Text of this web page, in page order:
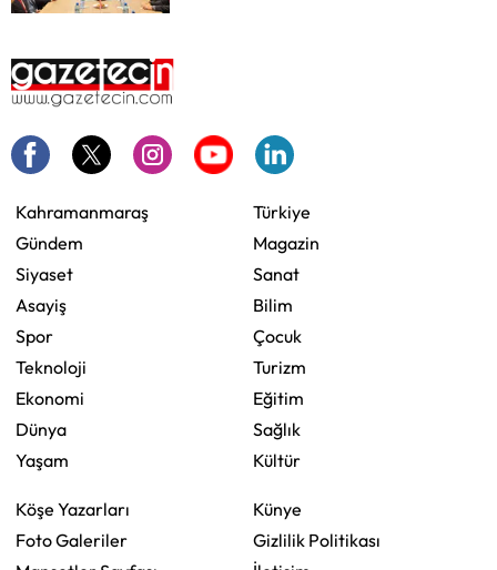
Kahramanmaraş
Gündem
Siyaset
Asayiş
Spor
Teknoloji
Ekonomi
Dünya
Yaşam
Türkiye
Magazin
Sanat
Bilim
Çocuk
Turizm
Eğitim
Sağlık
Kültür
Köşe Yazarları
Foto Galeriler
Künye
Gizlilik Politikası